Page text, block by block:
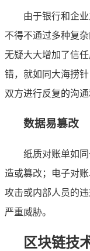
由于银行和企
不得不通过多种复
无疑大大增加了信
错，就如同大海捞
双方进行反复的沟
数据易篡改
纸质对账单如
造或篡改；电子对
攻击或内部人员的
严重威胁。
区块链技